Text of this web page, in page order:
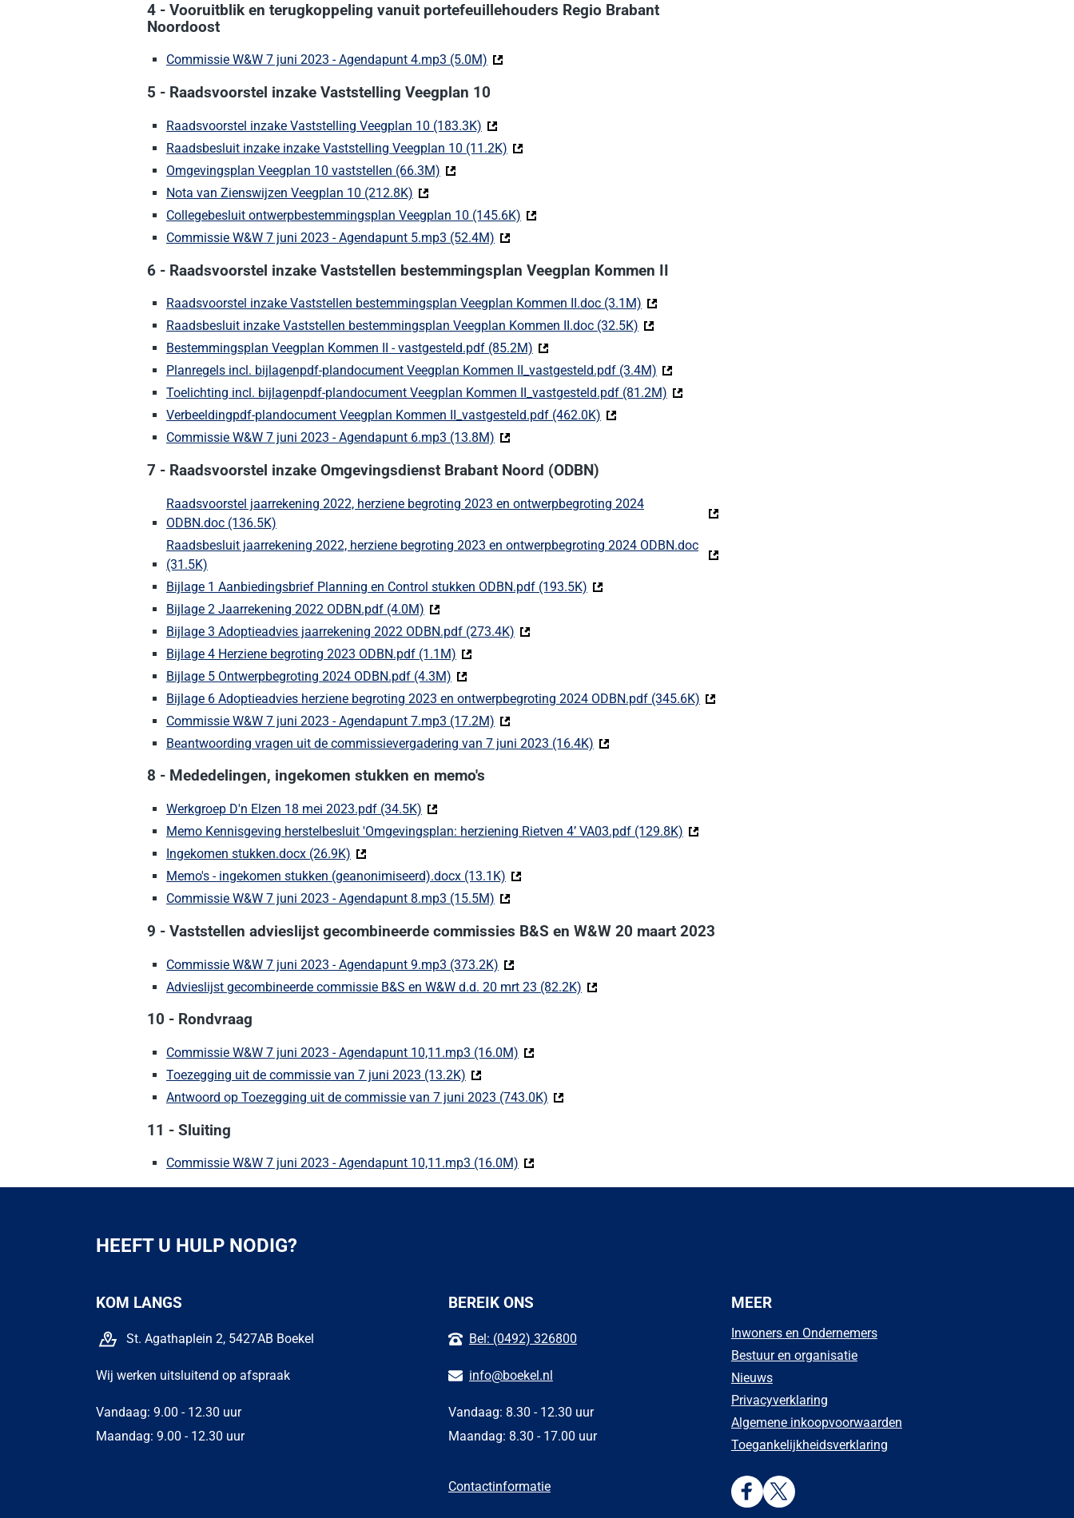
4 - Vooruitblik en terugkoppeling vanuit portefeuillehouders Regio Brabant
Noordoost
Commissie W&W 7 juni 2023 - Agendapunt 4.mp3 (5.0M) (Deze link gaat naar een externe website)
5 - Raadsvoorstel inzake Vaststelling Veegplan 10
Raadsvoorstel inzake Vaststelling Veegplan 10 (183.3K) (Deze link gaat naar een externe website)
Raadsbesluit inzake inzake Vaststelling Veegplan 10 (11.2K) (Deze link gaat naar een externe website)
Omgevingsplan Veegplan 10 vaststellen (66.3M) (Deze link gaat naar een externe website)
Nota van Zienswijzen Veegplan 10 (212.8K) (Deze link gaat naar een externe website)
Collegebesluit ontwerpbestemmingsplan Veegplan 10 (145.6K) (Deze link gaat naar een externe website)
Commissie W&W 7 juni 2023 - Agendapunt 5.mp3 (52.4M) (Deze link gaat naar een externe website)
6 - Raadsvoorstel inzake Vaststellen bestemmingsplan Veegplan Kommen II
Raadsvoorstel inzake Vaststellen bestemmingsplan Veegplan Kommen II.doc (3.1M) (Deze link gaat naar een externe website)
Raadsbesluit inzake Vaststellen bestemmingsplan Veegplan Kommen II.doc (32.5K) (Deze link gaat naar een externe website)
Bestemmingsplan Veegplan Kommen II - vastgesteld.pdf (85.2M) (Deze link gaat naar een externe website)
Planregels incl. bijlagenpdf-plandocument Veegplan Kommen II_vastgesteld.pdf (3.4M) (Deze link gaat naar een externe website)
Toelichting incl. bijlagenpdf-plandocument Veegplan Kommen II_vastgesteld.pdf (81.2M) (Deze link gaat naar een externe website)
Verbeeldingpdf-plandocument Veegplan Kommen II_vastgesteld.pdf (462.0K) (Deze link gaat naar een externe website)
Commissie W&W 7 juni 2023 - Agendapunt 6.mp3 (13.8M) (Deze link gaat naar een externe website)
7 - Raadsvoorstel inzake Omgevingsdienst Brabant Noord (ODBN)
Raadsvoorstel jaarrekening 2022, herziene begroting 2023 en ontwerpbegroting 2024
ODBN.doc (136.5K)
Raadsbesluit jaarrekening 2022, herziene begroting 2023 en ontwerpbegroting 2024 ODBN.doc
(31.5K)
Bijlage 1 Aanbiedingsbrief Planning en Control stukken ODBN.pdf (193.5K) (Deze link gaat naar een externe website)
Bijlage 2 Jaarrekening 2022 ODBN.pdf (4.0M) (Deze link gaat naar een externe website)
Bijlage 3 Adoptieadvies jaarrekening 2022 ODBN.pdf (273.4K) (Deze link gaat naar een externe website)
Bijlage 4 Herziene begroting 2023 ODBN.pdf (1.1M) (Deze link gaat naar een externe website)
Bijlage 5 Ontwerpbegroting 2024 ODBN.pdf (4.3M) (Deze link gaat naar een externe website)
Bijlage 6 Adoptieadvies herziene begroting 2023 en ontwerpbegroting 2024 ODBN.pdf (345.6K) (Deze link gaat naar een externe website)
Commissie W&W 7 juni 2023 - Agendapunt 7.mp3 (17.2M) (Deze link gaat naar een externe website)
Beantwoording vragen uit de commissievergadering van 7 juni 2023 (16.4K) (Deze link gaat naar een externe website)
8 - Mededelingen, ingekomen stukken en memo's
Werkgroep D'n Elzen 18 mei 2023.pdf (34.5K) (Deze link gaat naar een externe website)
Memo Kennisgeving herstelbesluit 'Omgevingsplan: herziening Rietven 4’ VA03.pdf (129.8K) (Deze link gaat naar een externe website)
Ingekomen stukken.docx (26.9K) (Deze link gaat naar een externe website)
Memo's - ingekomen stukken (geanonimiseerd).docx (13.1K) (Deze link gaat naar een externe website)
Commissie W&W 7 juni 2023 - Agendapunt 8.mp3 (15.5M) (Deze link gaat naar een externe website)
9 - Vaststellen advieslijst gecombineerde commissies B&S en W&W 20 maart 2023
Commissie W&W 7 juni 2023 - Agendapunt 9.mp3 (373.2K) (Deze link gaat naar een externe website)
Advieslijst gecombineerde commissie B&S en W&W d.d. 20 mrt 23 (82.2K) (Deze link gaat naar een externe website)
10 - Rondvraag
Commissie W&W 7 juni 2023 - Agendapunt 10,11.mp3 (16.0M) (Deze link gaat naar een externe website)
Toezegging uit de commissie van 7 juni 2023 (13.2K) (Deze link gaat naar een externe website)
Antwoord op Toezegging uit de commissie van 7 juni 2023 (743.0K) (Deze link gaat naar een externe website)
11 - Sluiting
Commissie W&W 7 juni 2023 - Agendapunt 10,11.mp3 (16.0M) (Deze link gaat naar een externe website)
HEEFT U HULP NODIG?
KOM LANGS
St. Agathaplein 2, 5427AB Boekel
Wij werken uitsluitend op afspraak
Vandaag: 9.00 - 12.30 uur
Maandag: 9.00 - 12.30 uur
BEREIK ONS
Bel: (0492) 326800
info@boekel.nl
Vandaag: 8.30 - 12.30 uur
Maandag: 8.30 - 17.00 uur
Contactinformatie
MEER
Inwoners en Ondernemers
Bestuur en organisatie
Nieuws
Privacyverklaring
Algemene inkoopvoorwaarden
Toegankelijkheidsverklaring